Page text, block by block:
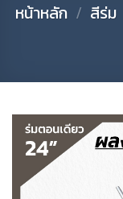
หน้าหลัก / สีร่ม